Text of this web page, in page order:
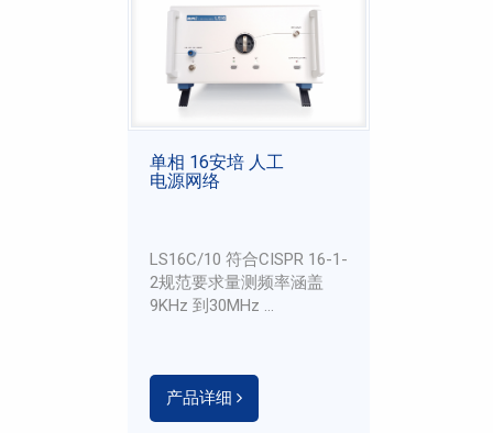
单相 16安培 人工
电源网络
LS16C/10 符合CISPR 16-1-
2规范要求量测频率涵盖
9KHz 到30MHz ...
产品详细